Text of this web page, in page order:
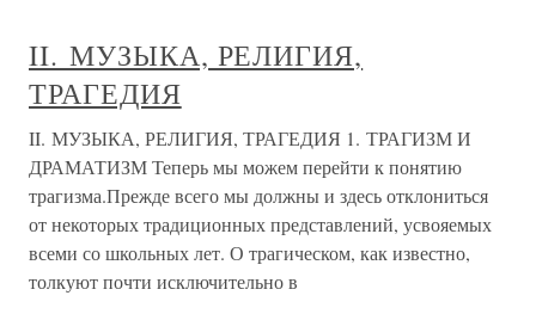
II. МУЗЫКА, РЕЛИГИЯ,
ТРАГЕДИЯ
II. МУЗЫКА, РЕЛИГИЯ, ТРАГЕДИЯ 1. ТРАГИЗМ И
ДРАМАТИЗМ Теперь мы можем перейти к понятию
трагизма.Прежде всего мы должны и здесь отклониться
от некоторых традиционных представлений, усвояемых
всеми со школьных лет. О трагическом, как известно,
толкуют почти исключительно в